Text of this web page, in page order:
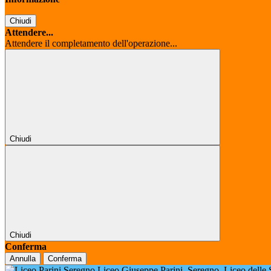
Chiudi
Attendere...
Attendere il completamento dell'operazione...
Chiudi
Chiudi
Conferma
Annulla Conferma